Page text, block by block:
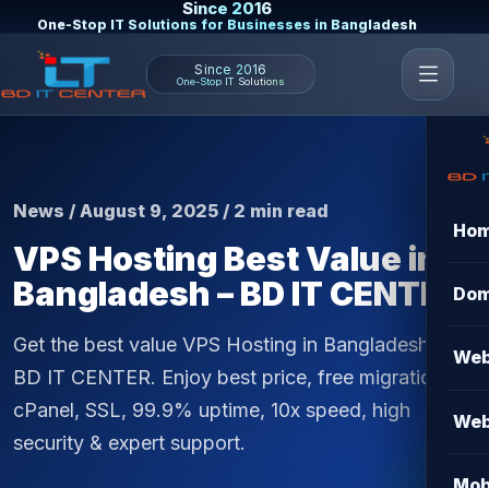
Since 2016
One-Stop IT Solutions for Businesses in Bangladesh
Since 2016
One-Stop IT Solutions
News / August 9, 2025 / 2 min read
VPS Hosting Best Value in
Bangladesh – BD IT CENTER
Get the best value VPS Hosting in Bangladesh with
BD IT CENTER. Enjoy best price, free migration,
cPanel, SSL, 99.9% uptime, 10x speed, high
security & expert support.